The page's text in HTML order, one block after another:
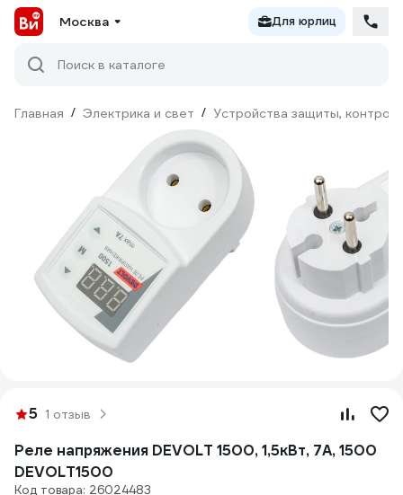
Москва Для юрлиц
Поиск в каталоге
Главная / Электрика и свет / Устройства защиты,
5 1 отзыв
Реле напряжения DEVOLT 1500, 1,5кВт, 7А, 1500
DEVOLT1500
Код товара: 26024483